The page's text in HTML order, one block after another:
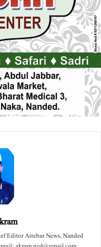
Editor Aitebar News, Nanded